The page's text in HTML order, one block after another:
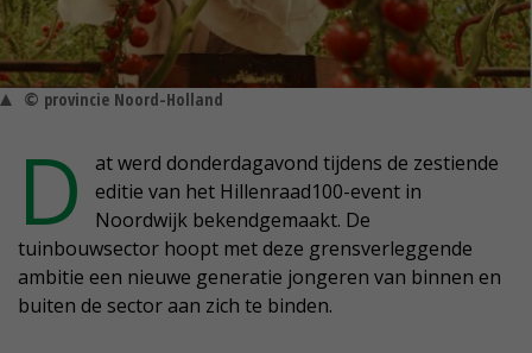
© provincie Noord-Holland
D
at werd donderdagavond tijdens de zestiende
editie van het Hillenraad100-event in
Noordwijk bekendgemaakt. De
tuinbouwsector hoopt met deze grensverleggende
ambitie een nieuwe generatie jongeren van binnen en
buiten de sector aan zich te binden.